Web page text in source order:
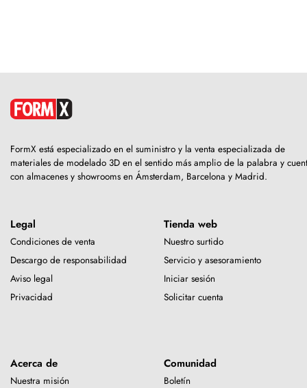
FormX está especializado en el suministro y la venta especializada de
materiales de modelado 3D en el sentido más amplio de la palabra y
con almacenes y showrooms en Ámsterdam, Barcelona y Madrid.
Legal
Condiciones de venta
Descargo de responsabilidad
Aviso legal
Privacidad
Tienda web
Nuestro surtido
Servicio y asesoramiento
Iniciar sesión
Solicitar cuenta
Acerca de
Nuestra misión
Comunidad
Boletín